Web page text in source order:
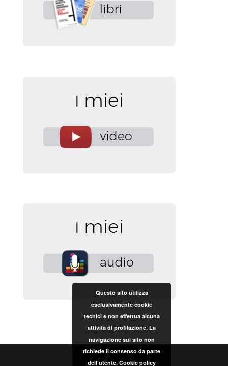
Questo sito utilizza
esclusivamente cookie
tecnici e non effettua alcuna
attività di profilazione. La
navigazione sul sito non
richiede il consenso da parte
dell’utente. Cookie policy